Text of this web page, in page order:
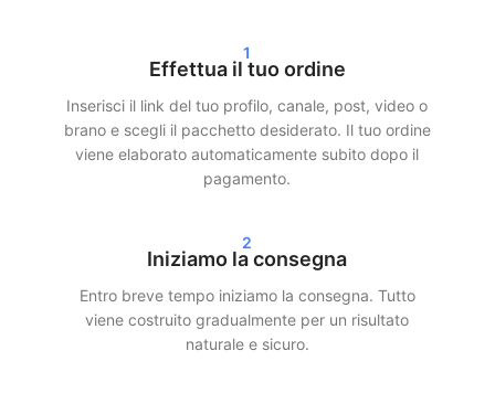
volta, ma sono distribuiti nel tempo. Questo garantisce una
crescita realistica e minimizza i rischi.
Consegna rapida e risultati reali
Dopo il tuo ordine iniziamo spesso la consegna entro 24 ore. A
Instagram, visualizzazioni TikTok o stream Spotify —
garantiamo una consegna rapida ed efficiente.
I nostri clienti scelgono SocialKings perché manteniamo ciò che
crescita reale, servizio trasparente e qualità
1
Effettua il tuo ordine
Inserisci il link del tuo profilo, canale, post, video o
brano e scegli il pacchetto desiderato. Il tuo ordine
viene elaborato automaticamente subito dopo il
pagamento.
2
Iniziamo la consegna
Entro breve tempo iniziamo la consegna. Tutto
viene costruito gradualmente per un risultato
naturale e sicuro.